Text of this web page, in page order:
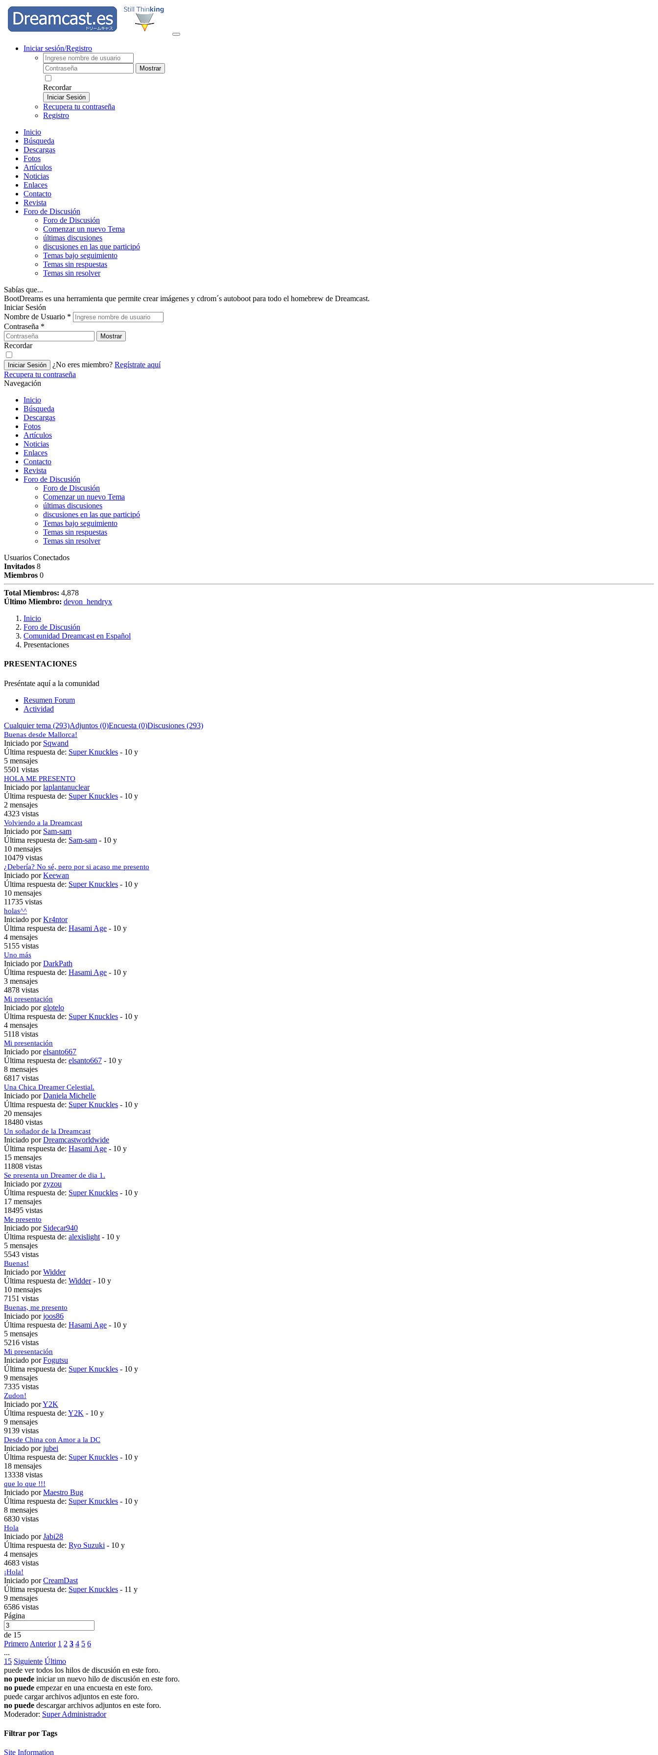
Iniciar sesión/Registro
Mostrar
Recordar
Iniciar Sesión
Recupera tu contraseña
Registro
Inicio
Búsqueda
Descargas
Fotos
Artículos
Noticias
Enlaces
Contacto
Revista
Foro de Discusión
Foro de Discusión
Comenzar un nuevo Tema
últimas discusiones
discusiones en las que participó
Temas bajo seguimiento
Temas sin respuestas
Temas sin resolver
Sabías que...
BootDreams es una herramienta que permite crear imágenes y cdrom´s autoboot para todo el homebrew de Dreamcast.
Iniciar Sesión
Nombre de Usuario *
Contraseña *
Mostrar
Recordar
Iniciar Sesión ¿No eres miembro? Regístrate aquí
Recupera tu contraseña
Navegación
Inicio
Búsqueda
Descargas
Fotos
Artículos
Noticias
Enlaces
Contacto
Revista
Foro de Discusión
Foro de Discusión
Comenzar un nuevo Tema
últimas discusiones
discusiones en las que participó
Temas bajo seguimiento
Temas sin respuestas
Temas sin resolver
Usuarios Conectados
Invitados 8
Miembros 0
Total Miembros: 4,878
Último Miembro: devon_hendryx
Inicio
Foro de Discusión
Comunidad Dreamcast en Español
Presentaciones
PRESENTACIONES
Preséntate aquí a la comunidad
Resumen Forum
Actividad
Cualquier tema (293)Adjuntos (0)Encuesta (0)Discusiones (293)
Buenas desde Mallorca!
Iniciado por Sqwand
Última respuesta de: Super Knuckles - 10 y
5 mensajes
5501 vistas
HOLA ME PRESENTO
Iniciado porlaplantanuclear
Última respuesta de: Super Knuckles - 10 y
2 mensajes
4323 vistas
Volviendo a la Dreamcast
Iniciado por Sam-sam
Última respuesta de: Sam-sam - 10 y
10 mensajes
10479 vistas
¿Debería? No sé, pero por si acaso me presento
Iniciado porKeewan
Última respuesta de: Super Knuckles - 10 y
10 mensajes
11735 vistas
holas^^
Iniciado porKr4ntor
Última respuesta de: Hasami Age - 10 y
4 mensajes
5155 vistas
Uno más
Iniciado porDarkPath
Última respuesta de: Hasami Age - 10 y
3 mensajes
4878 vistas
Mi presentación
Iniciado por glotelo
Última respuesta de: Super Knuckles - 10 y
4 mensajes
5118 vistas
Mi presentación
Iniciado porelsanto667
Última respuesta de: elsanto667 - 10 y
8 mensajes
6817 vistas
Una Chica Dreamer Celestial.
Iniciado porDaniela Michelle
Última respuesta de: Super Knuckles - 10 y
20 mensajes
18480 vistas
Un soñador de la Dreamcast
Iniciado porDreamcastworldwide
Última respuesta de: Hasami Age - 10 y
15 mensajes
11808 vistas
Se presenta un Dreamer de dia 1.
Iniciado porzyzou
Última respuesta de: Super Knuckles - 10 y
17 mensajes
18495 vistas
Me presento
Iniciado por Sidecar940
Última respuesta de: alexislight - 10 y
5 mensajes
5543 vistas
Buenas!
Iniciado porWidder
Última respuesta de: Widder- 10 y
10 mensajes
7151 vistas
Buenas, me presento
Iniciado porjoos86
Última respuesta de: Hasami Age - 10 y
5 mensajes
5216 vistas
Mi presentación
Iniciado porFogutsu
Última respuesta de: Super Knuckles - 10 y
9 mensajes
7335 vistas
Zudon!
Iniciado porY2K
Última respuesta de: Y2K - 10 y
9 mensajes
9139 vistas
Desde China con Amor a la DC
Iniciado porjubei
Última respuesta de: Super Knuckles - 10 y
18 mensajes
13338 vistas
que lo que !!!
Iniciado porMaestro Bug
Última respuesta de: Super Knuckles - 10 y
8 mensajes
6830 vistas
Hola
Iniciado porJabi28
Última respuesta de: Ryo Suzuki - 10 y
4 mensajes
4683 vistas
¡Hola!
Iniciado porCreamDast
Última respuesta de: Super Knuckles - 11 y
9 mensajes
6586 vistas
Página
de 15
Primero Anterior 1 2 3 4 5 6
...
15 Siguiente Último
puede ver todos los hilos de discusión en este foro.
no puede iniciar un nuevo hilo de discusión en este foro.
no puede empezar en una encuesta en este foro.
puede cargar archivos adjuntos en este foro.
no puede descargar archivos adjuntos en este foro.
Moderador: Super Administrador
Filtrar por Tags
Site Information